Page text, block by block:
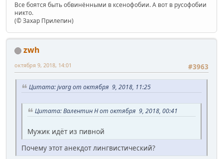
Все боятся быть обвинёнными в ксенофобии. А вот в русофобии
никто.
(© Захар Прилепин)
zwh
#3963
октября 9, 2018, 14:01
Цитата: jvarg от октября 9, 2018, 11:25
Цитата: Валентин Н от октября 9, 2018, 00:41
Мужик идёт из пивной
Почему этот анекдот лингвистический?